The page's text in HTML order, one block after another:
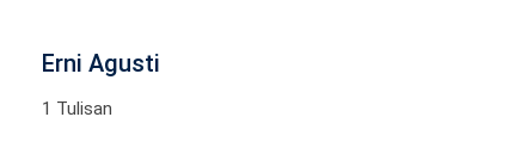
Erni Agusti
1 Tulisan